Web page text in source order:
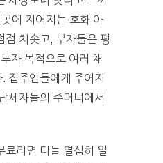
에 지어지는 호화 아
점 치솟고, 부자들은 평
자 목적으로 여러 채
집주인들에게 주어지
세자들의 주머니에서
료라면 다들 열심히 일